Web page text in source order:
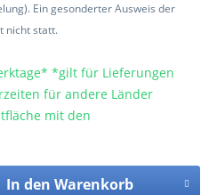
Ein gesonderter Ausweis der
nicht statt.
*gilt für Lieferungen
für andere Länder
mit den
In den Warenkorb